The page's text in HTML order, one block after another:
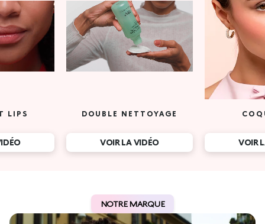
LIPS DOUBLE NETTOYAGE
VOIR LA VIDÉO VOIR
NOTRE MARQUE